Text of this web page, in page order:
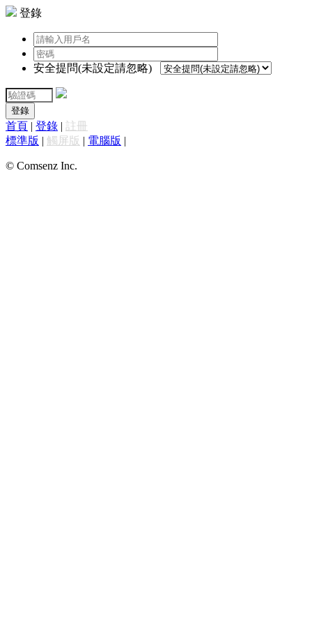
登錄
安全提問(未設定請忽略)
登錄
首頁 | 登錄 | 註冊
標準版 | 觸屏版 | 電腦版 |
© Comsenz Inc.